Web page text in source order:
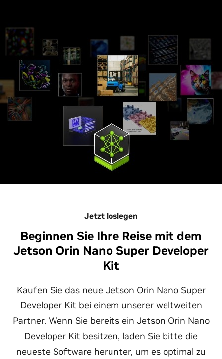
Jetzt loslegen
Beginnen Sie Ihre Reise mit dem
Jetson Orin Nano Super Developer
Kit
Kaufen Sie das neue Jetson Orin Nano Super
Developer Kit bei einem unserer weltweiten
Partner. Wenn Sie bereits ein Jetson Orin Nano
Developer Kit besitzen, laden Sie bitte die
neueste Software herunter, um es optimal zu